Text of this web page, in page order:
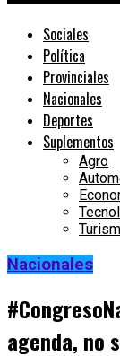
Sociales
Política
Provinciales
Nacionales
Deportes
Suplementos
Agro
Nacionales
agenda, no